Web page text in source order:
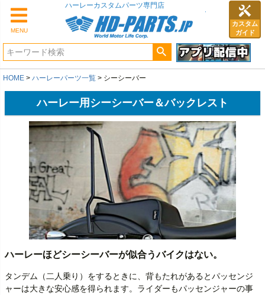
MENU
カスタム
ガイド
HOME ハーレーパーツ一覧 シーシーバー
ハーレー用シーシーバー＆バックレスト
ハーレーほどシーシーバーが似合うバイクはない。
タンデム（二人乗り）をするときに、背もたれがあるとパッセンジ
ャーは大きな安心感を得られます。ライダーもパッセンジャーの事